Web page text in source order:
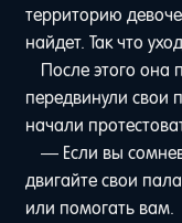
территорию
найдет. Так что
После этого она
передвинули свои
начали
— Если вы
двигайте свои
или помогать вам.